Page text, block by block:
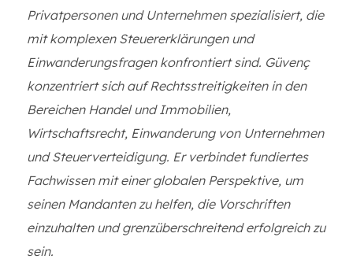
Privatpersonen und Unternehmen spezialisiert, die
mit komplexen Steuererklärungen und
Einwanderungsfragen konfrontiert sind. Güvenç
konzentriert sich auf Rechtsstreitigkeiten in den
Bereichen Handel und Immobilien,
Wirtschaftsrecht, Einwanderung von Unternehmen
und Steuerverteidigung. Er verbindet fundiertes
Fachwissen mit einer globalen Perspektive, um
seinen Mandanten zu helfen, die Vorschriften
einzuhalten und grenzüberschreitend erfolgreich zu
sein.